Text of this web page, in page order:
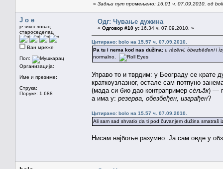
« Задњи пут промењено: 16.01 ч. 07.09.2010. од
J o e
језикословац
староседелац
Ван мреже
Пол:
Организација:
Име и презиме:
Струка:
Поруке: 1.688
Одг: Чување дужина
« Одговор #10 у: 16.34 ч. 07.09.2010. »
Цитирано: bolo на 15.57 ч. 07.09.2010.
Pa tu i nema kod nas dužina; u rèzērvi, òbezbēđenii
normalno.
Управо то и тврдим: у Београду се крате
краткоузлазног, остале сам потпуно
(мада си био дао контрапример сѐљāк) —
а има у: резерва, обезбеђен, изграђен?
Цитирано: bolo на 15.57 ч. 07.09.2010.
Ali sam sad shvatio da ti pod čuvanjem dužina smatraš
Нисам најбоље разумео. Ја сам овде у